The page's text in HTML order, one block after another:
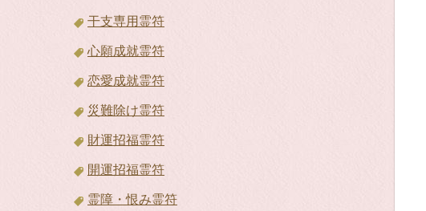
干支専用霊符
心願成就霊符
恋愛成就霊符
災難除け霊符
財運招福霊符
開運招福霊符
霊障・恨み霊符